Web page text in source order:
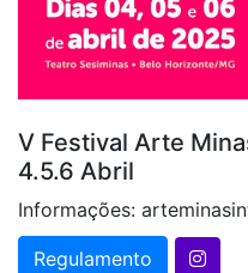
V Festival Arte
4.5.6 Abril
Informações:
Regulamento